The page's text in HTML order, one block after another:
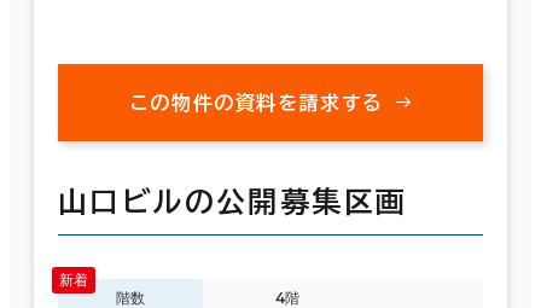
この物件の資料を請求する
山口ビルの公開募集区画
階数 4階